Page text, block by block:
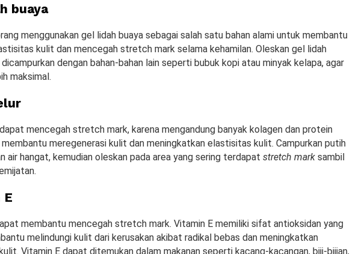
buaya
menggunakan gel lidah buaya sebagai salah satu bahan alami untuk membantu
kulit dan mencegah stretch mark selama kehamilan. Oleskan gel lidah
dengan bahan-bahan lain seperti bubuk kopi atau minyak kelapa, agar
maksimal.
mencegah stretch mark, karena mengandung banyak kolagen dan protein
meregenerasi kulit dan meningkatkan elastisitas kulit. Campurkan putih
air hangat, kemudian oleskan pada area yang sering terdapat stretch mark sambil
E
membantu mencegah stretch mark. Vitamin E memiliki sifat antioksidan yang
melindungi kulit dari kerusakan akibat radikal bebas dan meningkatkan
Vitamin E dapat ditemukan dalam makanan seperti kacang-kacangan, biji-bijian,